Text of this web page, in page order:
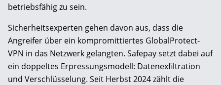
betriebsfähig zu sein.
Sicherheitsexperten gehen davon aus, dass die
Angreifer über ein kompromittiertes GlobalProtect-
VPN in das Netzwerk gelangten. Safepay setzt dabei auf
ein doppeltes Erpressungsmodell: Datenexfiltration
und Verschlüsselung. Seit Herbst 2024 zählt die